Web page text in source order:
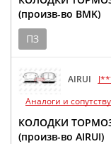
(произв-во BMK)
ПЗ
AIRUI
Аналоги и
КОЛОДКИ
(произв-во AIRUI)